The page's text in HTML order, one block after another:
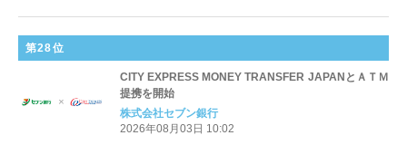
第28位
CITY EXPRESS MONEY TRANSFER JAPANとＡＴＭ
提携を開始
株式会社セブン銀行
2026年08月03日 10:02